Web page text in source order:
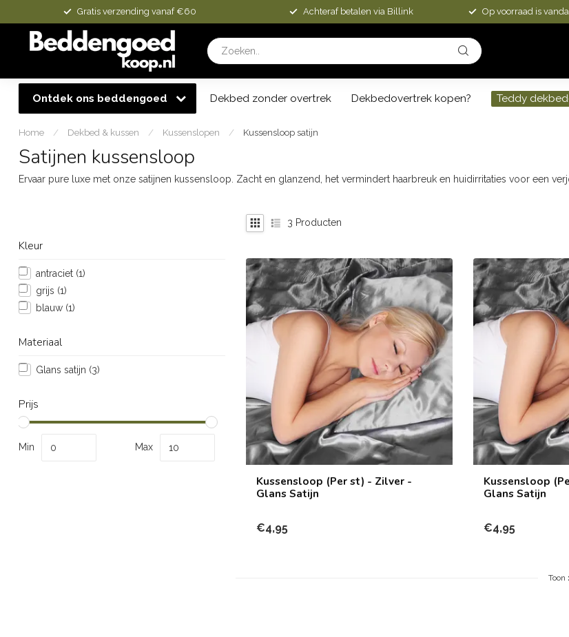
Gratis verzending vanaf €60 Achteraf betalen via Billink Op voorraad is
Ontdek ons beddengoed Dekbed zonder overtrek Dekbedovertrek kopen? Teddy
Home / Dekbed & kussen / Kussenslopen / Kussensloop satijn
Satijnen kussensloop
Ervaar pure luxe met onze satijnen kussensloop. Zacht en glanzend, het vermindert haarbreuk en huidirritaties voor een
Kleur
antraciet (1)
grijs (1)
blauw (1)
Materiaal
Glans satijn (3)
Prijs
Min Max
3 Producten
Kussensloop (Per st) - Zilver -
Glans Satijn
€4,95
Kussensloop
Glans Satijn
€4,95
Toon